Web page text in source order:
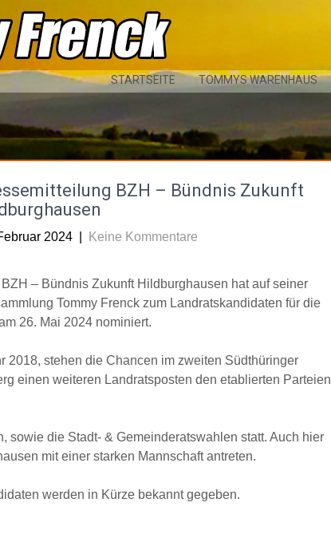
STARTSEITE TOMMYS WARENHAUS
BZH – Bündnis Zukunft
2024 Keine Kommentare
BZH – Bündnis Zukunft Hildburghausen hat auf seiner
Tommy Frenck zum Landratskandidaten für die
26. Mai 2024 nominiert.
2018, stehen die Chancen im zweiten Südthüringer
einen weiteren Landratsposten den etablierten Parteien
sowie die Stadt- & Gemeinderatswahlen statt. Auch hier
mit einer starken Mannschaft antreten.
werden in Kürze bekannt gegeben.